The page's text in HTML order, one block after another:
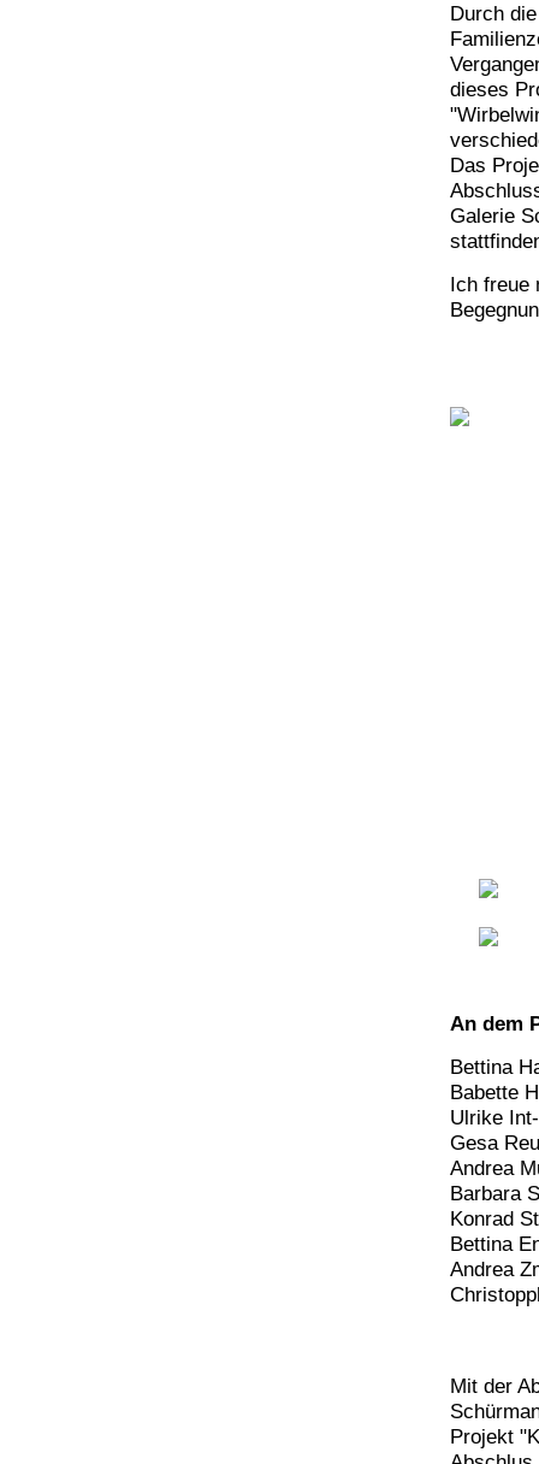
Durch
dieses
Das
Galerie
Ich freue
An dem
Bettina
Babette
Ulrike
Gesa
Andrea
Barbara
Konrad
Bettina
Andrea
Mit der
Projekt